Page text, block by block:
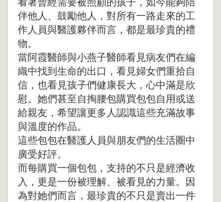
伴他人、鼓勵他人，對所有一路走來的工
作人員與醫護夥伴而言，都是最珍貴的禮
物。
當阿霞醫師與小燕子醫師看見病友們在編
織中找到生命的出口，看見婦女們重拾自
信，也看見孩子們健康長大，心中滿是欣
慰。她們甚至自掏腰包購買包包自用或送
給親友，希望讓更多人認識這些充滿故事
與溫度的作品。
這些包包在醫護人員與朋友們的生活圈中
廣受好評。
而每購買一個包包，支持的不只是經濟收
入，更是一份被理解、被看見的力量。因
為對她們而言，最珍貴的不只是賣出一件